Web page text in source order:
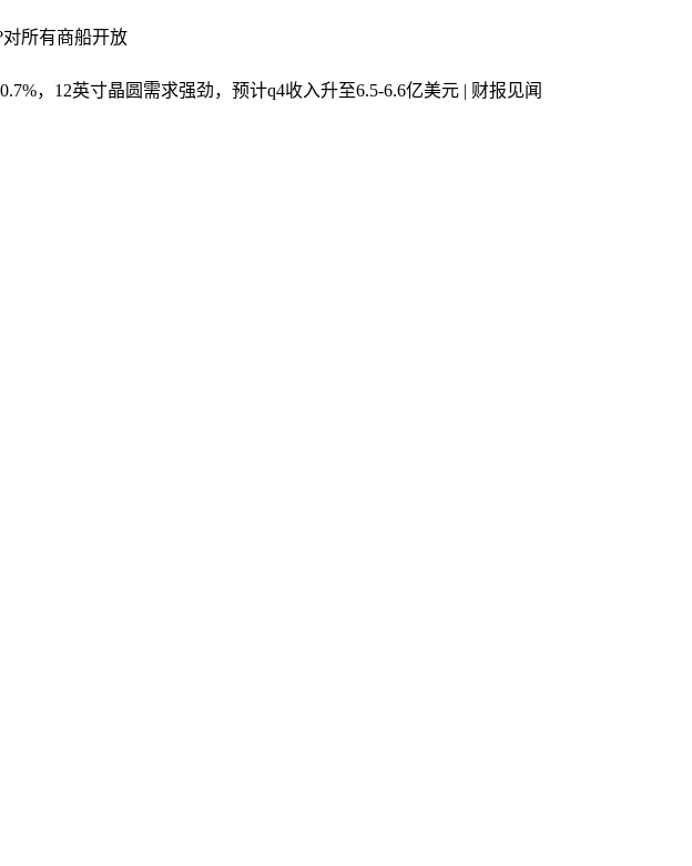
对所有商船开放
，12英寸晶圆需求强劲，预计q4收入升至6.5-6.6亿美元 | 财报见闻